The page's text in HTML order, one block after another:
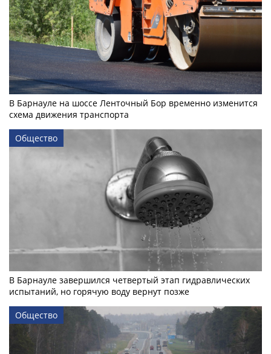
В Барнауле на шоссе Ленточный Бор временно изменится
схема движения транспорта
Общество
В Барнауле завершился четвертый этап гидравлических
испытаний, но горячую воду вернут позже
Общество